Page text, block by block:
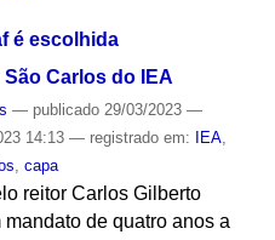
é escolhida
Carlos do IEA
— publicado29/03/2023 —
14:13 — registrado em: IEA,
, capa
reitor Carlos Gilberto
de quatro anos a